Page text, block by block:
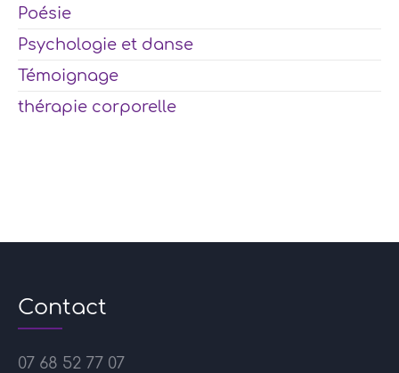
Poésie
Psychologie et danse
Témoignage
thérapie corporelle
Contact
07 68 52 77 07